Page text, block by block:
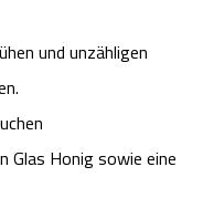
und unzähligen
Glas Honig sowie eine